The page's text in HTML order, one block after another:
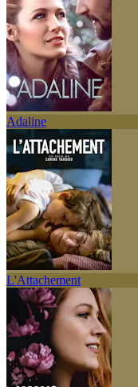
Adaline
L'Attachement